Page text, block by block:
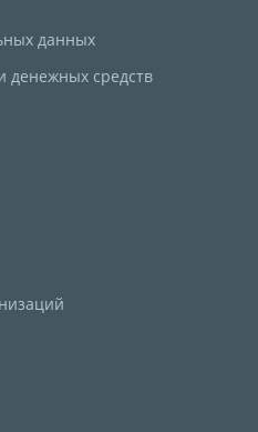
данных
денежных средств